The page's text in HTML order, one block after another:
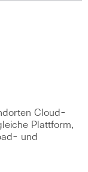
Cloud-
Plattform,
und